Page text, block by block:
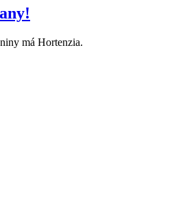
má Hortenzia.